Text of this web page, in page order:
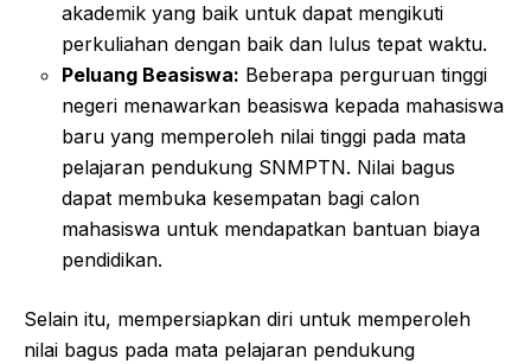
akademik yang baik untuk dapat mengikuti
perkuliahan dengan baik dan lulus tepat waktu.
Peluang Beasiswa: Beberapa perguruan tinggi
negeri menawarkan beasiswa kepada mahasiswa
baru yang memperoleh nilai tinggi pada mata
pelajaran pendukung SNMPTN. Nilai bagus
dapat membuka kesempatan bagi calon
mahasiswa untuk mendapatkan bantuan biaya
pendidikan.
Selain itu, mempersiapkan diri untuk memperoleh
nilai bagus pada mata pelajaran pendukung